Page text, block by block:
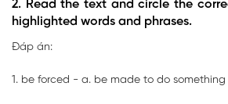
2. Read the text and circle the
highlighted words and phrases.
Đáp án:
1. be forced - a. be made to do